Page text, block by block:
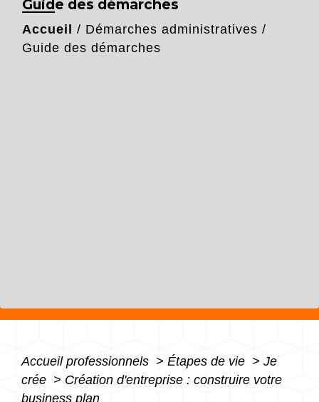
Guide des démarches
Accueil / Démarches administratives /
Guide des démarches
Accueil professionnels > Étapes de vie > Je
crée > Création d'entreprise : construire votre
business plan